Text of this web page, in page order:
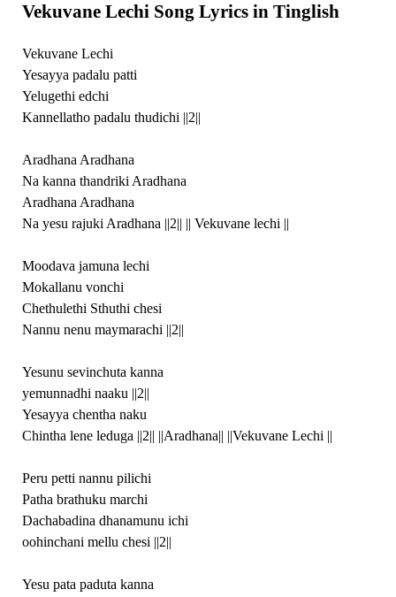
Vekuvane Lechi Song Lyrics in Tinglish
Vekuvane Lechi
Yesayya padalu patti
Yelugethi edchi
Kannellatho padalu thudichi ||2||
Aradhana Aradhana
Na kanna thandriki Aradhana
Aradhana Aradhana
Na yesu rajuki Aradhana ||2|| || Vekuvane lechi ||
Moodava jamuna lechi
Mokallanu vonchi
Chethulethi Sthuthi chesi
Nannu nenu maymarachi ||2||
Yesunu sevinchuta kanna
yemunnadhi naaku ||2||
Yesayya chentha naku
Chintha lene leduga ||2|| ||Aradhana|| ||Vekuvane Lechi ||
Peru petti nannu pilichi
Patha brathuku marchi
Dachabadina dhanamunu ichi
oohinchani mellu chesi ||2||
Yesu pata paduta kanna